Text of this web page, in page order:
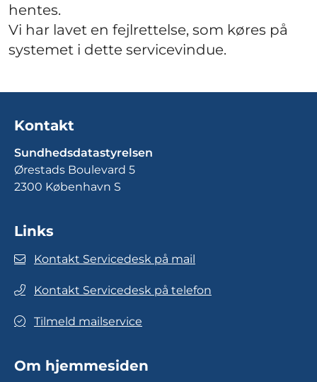
hentes.
Vi har lavet en fejlrettelse, som køres på
systemet i dette servicevindue.
Kontakt
Sundhedsdatastyrelsen
Ørestads Boulevard 5
2300 København S
Links
Kontakt Servicedesk på mail
Kontakt Servicedesk på telefon
Tilmeld mailservice
Om hjemmesiden